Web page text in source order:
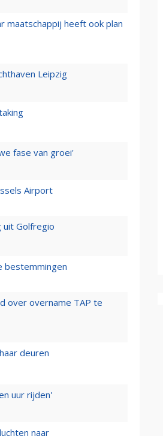
maatschappij heeft ook plan
Leipzig
fase van groei'
Airport
uit Golfregio
bestemmingen
over overname TAP te
deuren
uur rijden'
naar